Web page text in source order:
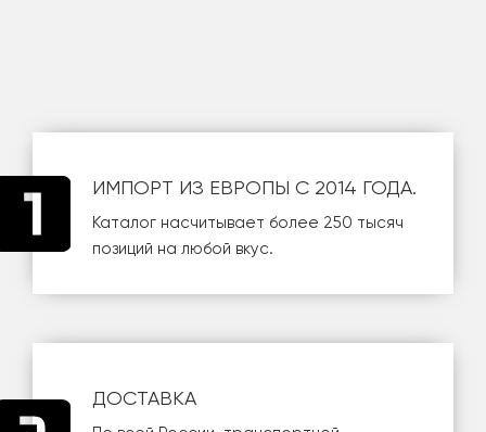
ИМПОРТ ИЗ ЕВРОПЫ С 2014 ГОДА.
Каталог насчитывает более 250 тысяч
позиций на любой вкус.
ДОСТАВКА